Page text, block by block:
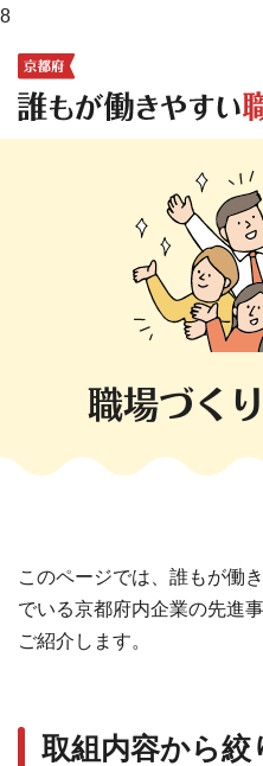
8
職場づく
このページでは、誰もが働
でいる京都府内企業の先進
ご紹介します。
取組内容から絞